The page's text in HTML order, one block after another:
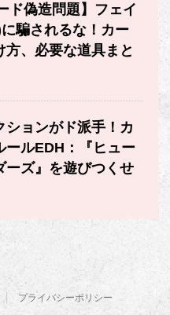
ド偽造問題】フェイ
騙されるな！カー
方、必要な道具まと
ションがド派手！カ
ールEDH：『ヒュー
ーズ』を遊びつくせ
プライバシーポリシー